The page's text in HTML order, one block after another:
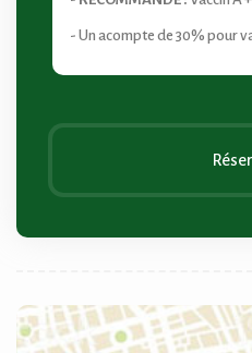
- Un acompte de 30% pour